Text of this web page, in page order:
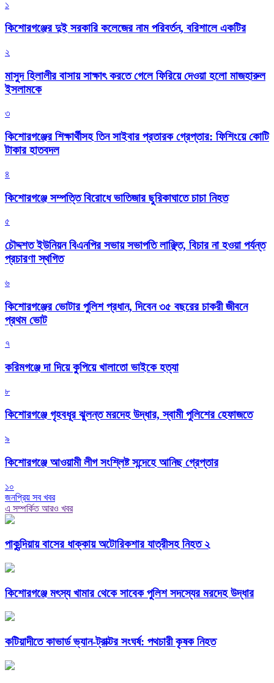
১
কিশোরগঞ্জের দুই সরকারি কলেজের নাম পরিবর্তন, বরিশালে একটির
২
মাসুদ হিলালীর বাসায় সাক্ষাৎ করতে গেলে ফিরিয়ে দেওয়া হলো মাজহারুল
ইসলামকে
৩
কিশোরগঞ্জের শিক্ষার্থীসহ তিন সাইবার প্রতারক গ্রেপ্তার: ফিশিংয়ে কোটি
টাকার হাতবদল
৪
কিশোরগঞ্জে সম্পত্তি বিরোধে ভাতিজার ছুরিকাঘাতে চাচা নিহত
৫
চৌদ্দশত ইউনিয়ন বিএনপির সভায় সভাপতি লাঞ্ছিত, বিচার না হওয়া পর্যন্ত
প্রচারণা স্থগিত
৬
কিশোরগঞ্জের ভোটার পুলিশ প্রধান, দিবেন ৩৫ বছরের চাকরী জীবনে
প্রথম ভোট
৭
করিমগঞ্জে দা দিয়ে কুপিয়ে খালাতো ভাইকে হত্যা
৮
কিশোরগঞ্জে গৃহবধূর ঝুলন্ত মরদেহ উদ্ধার, স্বামী পুলিশের হেফাজতে
৯
কিশোরগঞ্জে আওয়ামী লীগ সংশ্লিষ্ট সন্দেহে আনিছ গ্রেপ্তার
১০
জনপ্রিয় সব খবর
এ সম্পর্কিত আরও খবর
পাকুন্দিয়ায় বাসের ধাক্কায় অটোরিকশার যাত্রীসহ নিহত ২
কিশোরগঞ্জে মৎস্য খামার থেকে সাবেক পুলিশ সদস্যের মরদেহ উদ্ধার
কটিয়াদীতে কাভার্ড ভ্যান-ট্রাক্টর সংঘর্ষ: পথচারী কৃষক নিহত